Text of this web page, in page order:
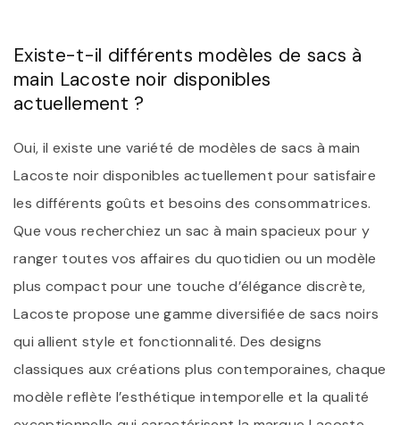
Existe-t-il différents modèles de sacs à
main Lacoste noir disponibles
actuellement ?
Oui, il existe une variété de modèles de sacs à main
Lacoste noir disponibles actuellement pour satisfaire
les différents goûts et besoins des consommatrices.
Que vous recherchiez un sac à main spacieux pour y
ranger toutes vos affaires du quotidien ou un modèle
plus compact pour une touche d’élégance discrète,
Lacoste propose une gamme diversifiée de sacs noirs
qui allient style et fonctionnalité. Des designs
classiques aux créations plus contemporaines, chaque
modèle reflète l’esthétique intemporelle et la qualité